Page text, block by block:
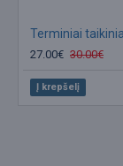
27.00€ 30.00€
Į krepšelį